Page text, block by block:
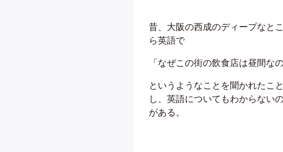
昔、大阪の西成のディープなと
ら英語で
「なぜこの街の飲食店は昼間な
というようなことを聞かれたこ
し、英語についてもわからない
がある。